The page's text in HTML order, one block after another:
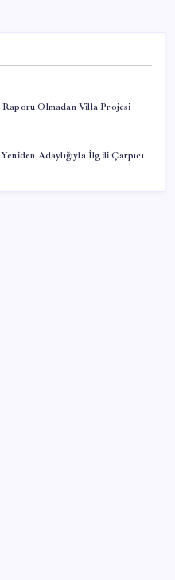
Raporu Olmadan Villa Projesi
Adaylığıyla İlgili Çarpıcı